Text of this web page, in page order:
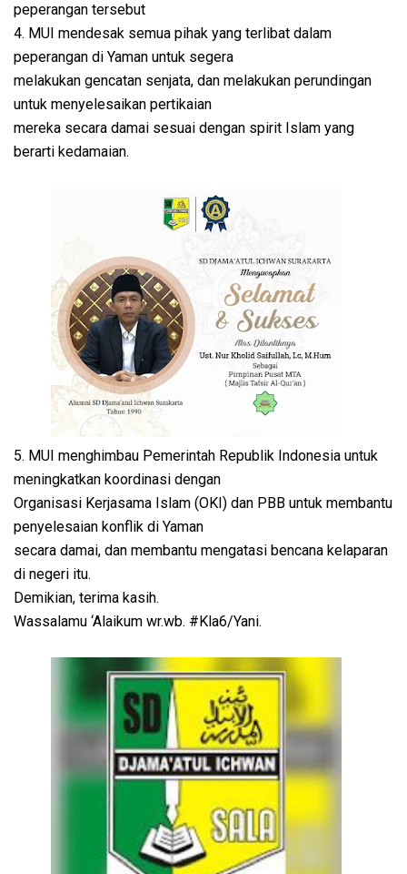
peperangan tersebut
4. MUI mendesak semua pihak yang terlibat dalam
peperangan di Yaman untuk segera
melakukan gencatan senjata, dan melakukan perundingan
untuk menyelesaikan pertikaian
mereka secara damai sesuai dengan spirit Islam yang
berarti kedamaian.
5. MUI menghimbau Pemerintah Republik Indonesia untuk
meningkatkan koordinasi dengan
Organisasi Kerjasama Islam (OKI) dan PBB untuk membantu
penyelesaian konflik di Yaman
secara damai, dan membantu mengatasi bencana kelaparan
di negeri itu.
Demikian, terima kasih.
Wassalamu ‘Alaikum wr.wb. #Kla6/Yani.